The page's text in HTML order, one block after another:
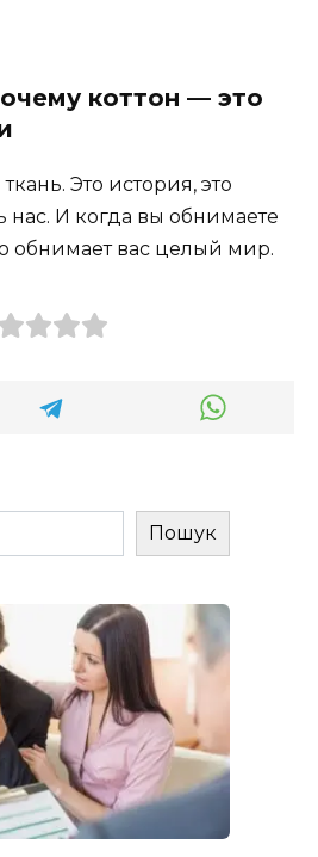
коттон — это
Это история, это
нас. И когда вы обнимаете
обнимает вас целый мир.
Пошук